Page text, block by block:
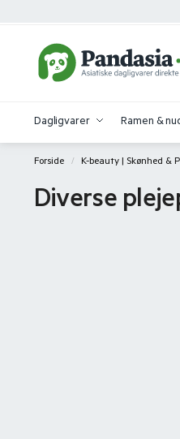
Dagligvarer Ramen &
Forside / K-beauty | Skønhed &
Diverse